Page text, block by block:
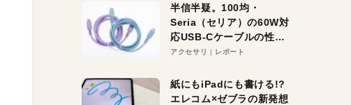
半信半疑。100均・
Seria（セリア）の60W対
応USB-Cケーブルの性能
を検証。超コスパの1本を
アクセサリ レポート
紙にもiPadにも書ける!?
エレコム×ゼブラの新発想